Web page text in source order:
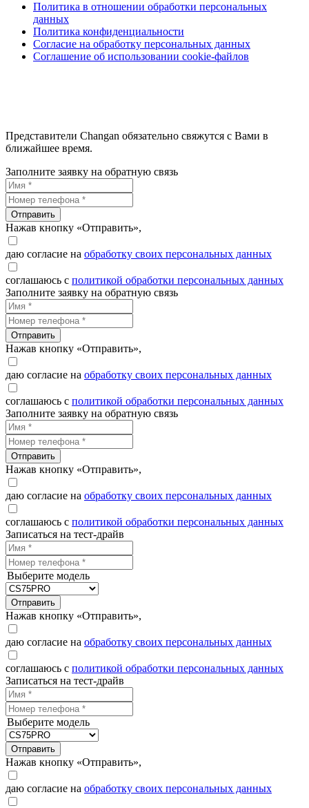
Политика в отношении обработки персональных
данных
Политика конфиденциальности
Согласие на обработку персональных данных
Соглашение об использовании cookie-файлов
Представители Changan обязательно свяжутся с Вами в
ближайшее время.
Заполните заявку на обратную связь
Отправить
Нажав кнопку «Отправить»,
даю согласие на обработку своих персональных данных
соглашаюсь с политикой обработки персональных данных
Заполните заявку на обратную связь
Отправить
Нажав кнопку «Отправить»,
даю согласие на обработку своих персональных данных
соглашаюсь с политикой обработки персональных данных
Заполните заявку на обратную связь
Отправить
Нажав кнопку «Отправить»,
даю согласие на обработку своих персональных данных
соглашаюсь с политикой обработки персональных данных
Записаться на тест-драйв
Выберите модель
Отправить
Нажав кнопку «Отправить»,
даю согласие на обработку своих персональных данных
соглашаюсь с политикой обработки персональных данных
Записаться на тест-драйв
Выберите модель
Отправить
Нажав кнопку «Отправить»,
даю согласие на обработку своих персональных данных